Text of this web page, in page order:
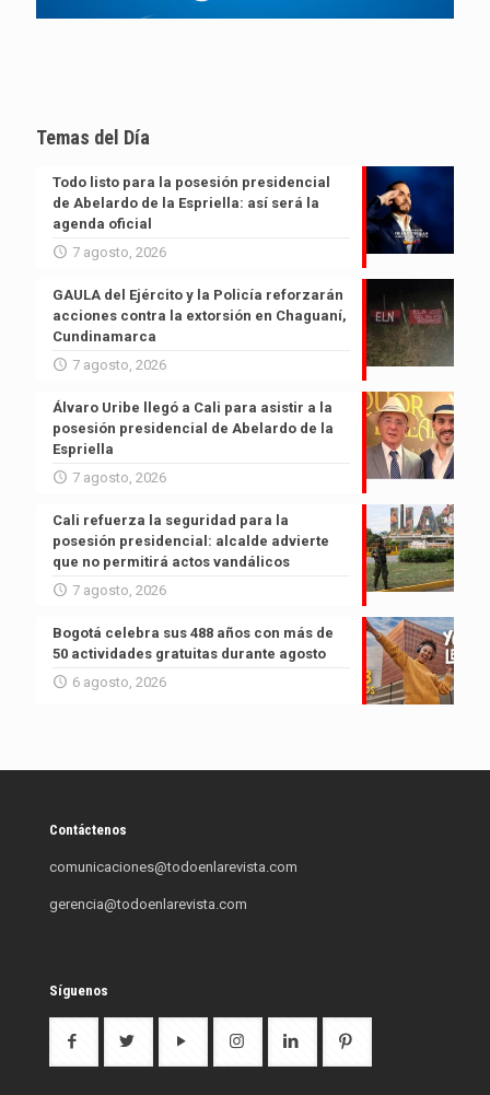
Temas del Día
Todo listo para la posesión presidencial
de Abelardo de la Espriella: así será la
agenda oficial
7 agosto, 2026
GAULA del Ejército y la Policía reforzarán
acciones contra la extorsión en Chaguaní,
Cundinamarca
7 agosto, 2026
Álvaro Uribe llegó a Cali para asistir a la
posesión presidencial de Abelardo de la
Espriella
7 agosto, 2026
Cali refuerza la seguridad para la
posesión presidencial: alcalde advierte
que no permitirá actos vandálicos
7 agosto, 2026
Bogotá celebra sus 488 años con más de
50 actividades gratuitas durante agosto
6 agosto, 2026
Contáctenos
comunicaciones@todoenlarevista.com
gerencia@todoenlarevista.com
Síguenos